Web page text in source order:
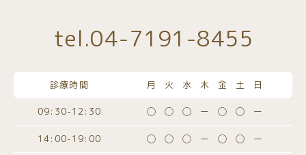
tel.04-7191-8455
診療時間 月火水木金土日
09:30-12:30 ◯◯◯ー◯◯ー
14:00-19:00 ◯◯◯ー◯◯ー